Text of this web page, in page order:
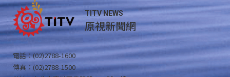
TITV NEWS
原視新聞網
電話：(02)2788-1600
傳真：(02)2788-1500